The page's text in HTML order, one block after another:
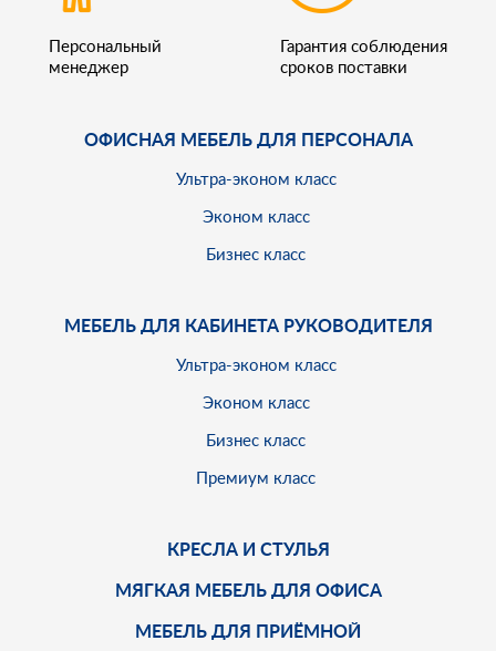
Персональный
менеджер
Гарантия соблюдения
сроков поставки
ОФИСНАЯ МЕБЕЛЬ ДЛЯ ПЕРСОНАЛА
Ультра-эконом класс
Эконом класс
Бизнес класс
МЕБЕЛЬ ДЛЯ КАБИНЕТА РУКОВОДИТЕЛЯ
Ультра-эконом класс
Эконом класс
Бизнес класс
Премиум класс
КРЕСЛА И СТУЛЬЯ
МЯГКАЯ МЕБЕЛЬ ДЛЯ ОФИСА
МЕБЕЛЬ ДЛЯ ПРИЁМНОЙ